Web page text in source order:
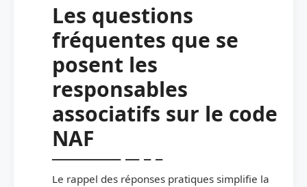
Les questions
fréquentes que se
posent les
responsables
associatifs sur le code
NAF
Le rappel des réponses pratiques simplifie la